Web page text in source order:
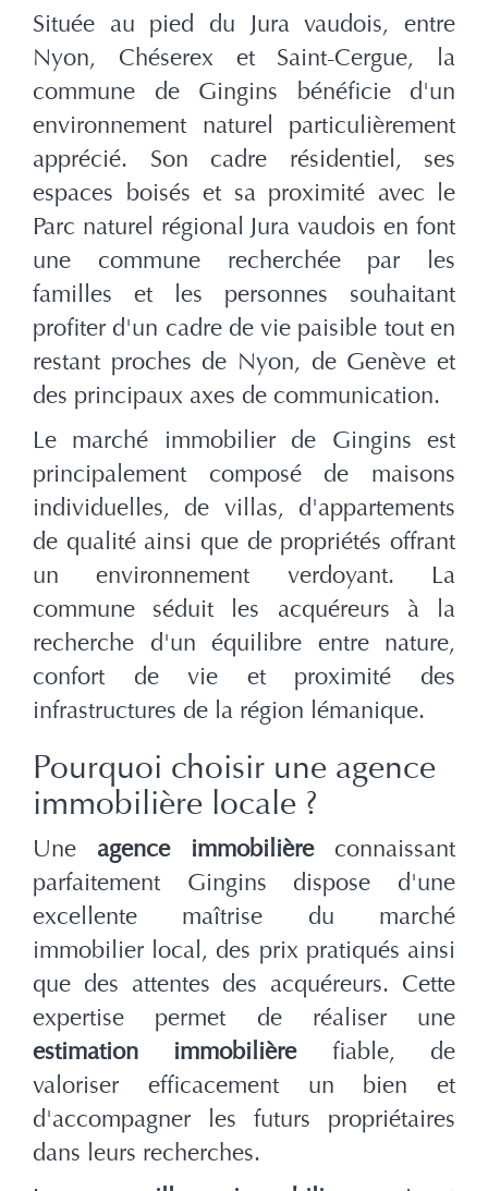
Située au pied du Jura vaudois, entre
Nyon, Chéserex et Saint-Cergue, la
commune de Gingins bénéficie d'un
environnement naturel particulièrement
apprécié. Son cadre résidentiel, ses
espaces boisés et sa proximité avec le
Parc naturel régional Jura vaudois en font
une commune recherchée par les
familles et les personnes souhaitant
profiter d'un cadre de vie paisible tout en
restant proches de Nyon, de Genève et
des principaux axes de communication.
Le marché immobilier de Gingins est
principalement composé de maisons
individuelles, de villas, d'appartements
de qualité ainsi que de propriétés offrant
un environnement verdoyant. La
commune séduit les acquéreurs à la
recherche d'un équilibre entre nature,
confort de vie et proximité des
infrastructures de la région lémanique.
Pourquoi choisir une agence
immobilière locale ?
Une agence immobilièreconnaissant
parfaitement Gingins dispose d'une
excellente maîtrise du marché
immobilier local, des prix pratiqués ainsi
que des attentes des acquéreurs. Cette
expertise permet de réaliser une
estimation immobilièrefiable, de
valoriser efficacement un bien et
d'accompagner les futurs propriétaires
dans leurs recherches.